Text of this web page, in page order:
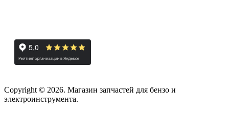
Copyright © 2026. Магазин запчастей для бензо и
электроинструмента.